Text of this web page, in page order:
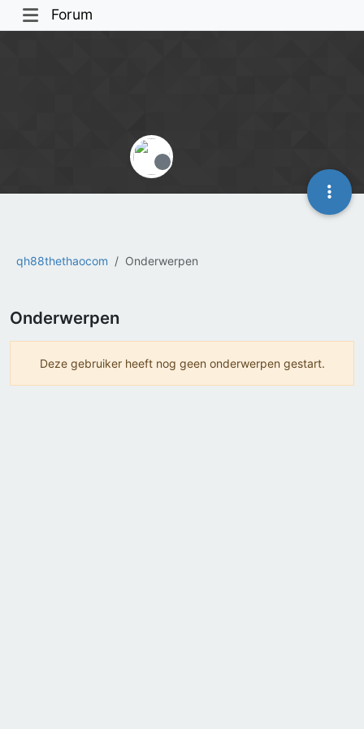
Forum
qh88thethaocom Onderwerpen
Offline
Onderwerpen
Deze gebruiker heeft nog geen onderwerpen gestart.